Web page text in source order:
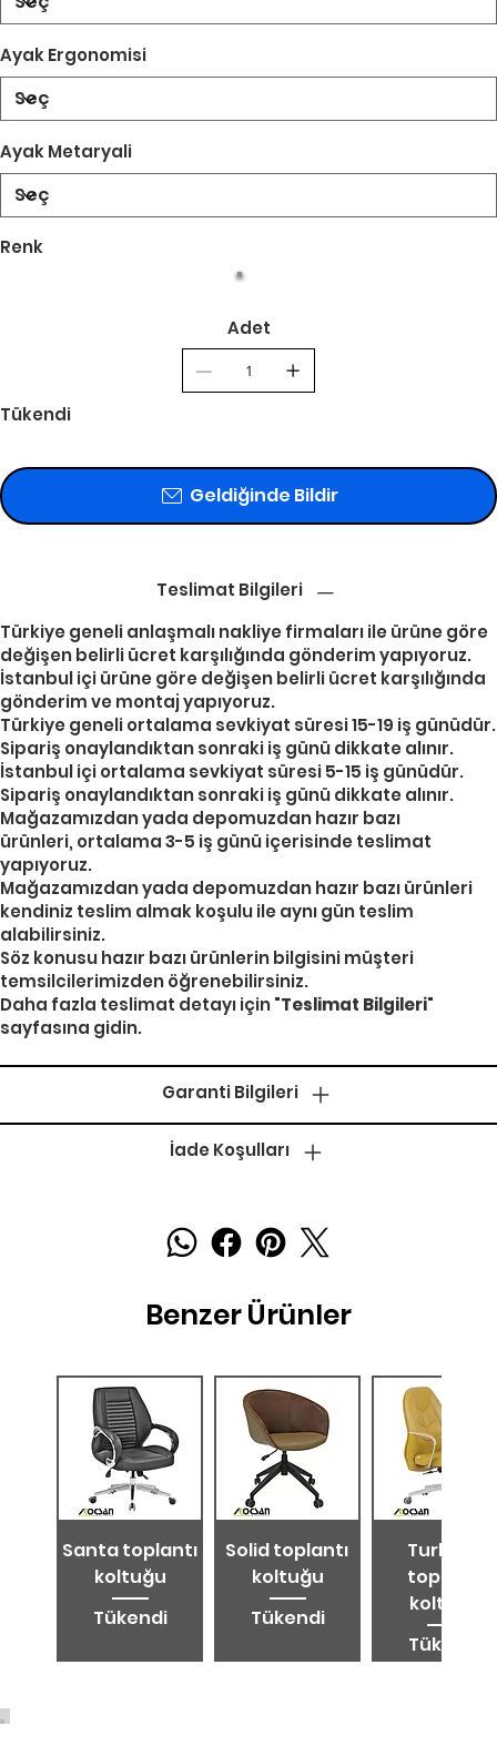
Ayak Ergonomisi
Ayak Metaryali
Renk
Adet
Tükendi
Geldiğinde Bildir
Teslimat Bilgileri
Türkiye geneli anlaşmalı nakliye firmaları ile ürüne göre
değişen belirli ücret karşılığında gönderim yapıyoruz.
İstanbul içi ürüne göre değişen belirli ücret karşılığında
gönderim ve montaj yapıyoruz.
Türkiye geneli ortalama sevkiyat süresi 15-19 iş günüdür.
Sipariş onaylandıktan sonraki iş günü dikkate alınır.
İstanbul içi ortalama sevkiyat süresi 5-15 iş günüdür.
Sipariş onaylandıktan sonraki iş günü dikkate alınır.
Mağazamızdan yada depomuzdan hazır bazı
ürünleri, ortalama 3-5 iş günü içerisinde teslimat
yapıyoruz.
Mağazamızdan yada depomuzdan hazır bazı ürünleri
kendiniz teslim almak koşulu ile aynı gün teslim
alabilirsiniz.
Söz konusu hazır bazı ürünlerin bilgisini müşteri
temsilcilerimizden öğrenebilirsiniz.
Daha fazla teslimat detayı için "Teslimat Bilgileri"
sayfasına gidin.
Garanti Bilgileri
İade Koşulları
Benzer Ürünler
Santa toplantı
koltuğu
Tükendi
Solid toplantı
koltuğu
Tükendi
Turkuaz
toplantı
koltuğu
Tükendi